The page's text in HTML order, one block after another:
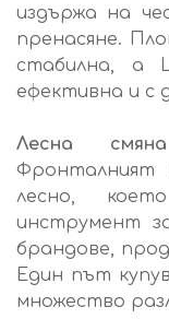
издържа на
пренасяне.
стабилна, а
ефективна и с
Лесна
лесно,
инструмент
брандове,
Един път
множество